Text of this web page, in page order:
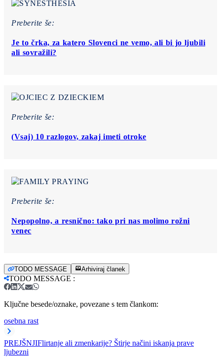
Preberite še:
Je to črka, za katero Slovenci ne vemo, ali bi jo ljubili
ali sovražili?
Preberite še:
(Vsaj) 10 razlogov, zakaj imeti otroke
Preberite še:
Nepopolno, a resnično: tako pri nas molimo rožni
venec
TODO MESSAGE Arhiviraj članek
TODO MESSAGE :
Ključne besede/oznake, povezane s tem člankom:
osebna rast
PREJŠNJIFlirtanje ali zmenkarije? Štirje načini iskanja prave
ljubezni